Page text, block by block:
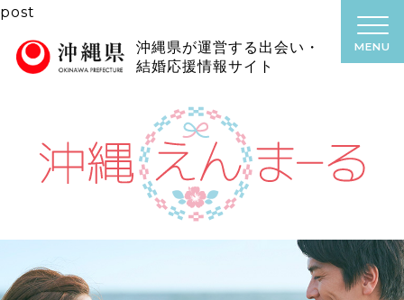
post
沖縄県が運営する出会い・
結婚応援情報サイト
MENU